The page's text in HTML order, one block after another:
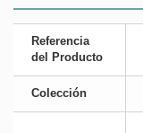
Referencia
del Producto
Colección